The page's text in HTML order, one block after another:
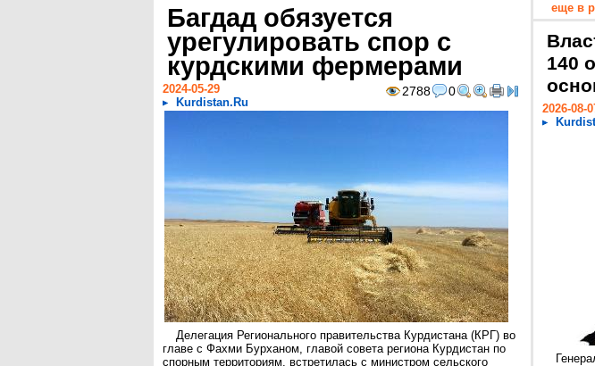
Багдад обязуется
урегулировать спор c
курдскими фермерами
2788 0
2024-05-29
Kurdistan.Ru
Делегация Регионального правительства Курдистана (КРГ) во
главе с Фахми Бурханом, главой совета региона Курдистан по
спорным территориям, встретилась с министром сельского
еще в
140
2026-08-